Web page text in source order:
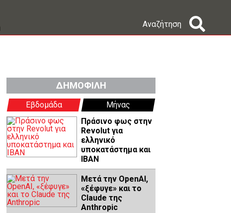
Αναζήτηση
ΔΗΜΟΦΙΛΗ
Εβδομάδα
Μήνας
Πράσινο φως στην
Revolut για
ελληνικό
υποκατάστημα και
IBAN
Μετά την OpenAI,
«ξέφυγε» και το
Claude της
Anthropic